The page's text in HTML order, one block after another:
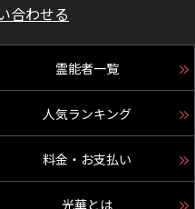
合わせる
霊能者一覧
人気ランキング
料金・お支払い
光華とは